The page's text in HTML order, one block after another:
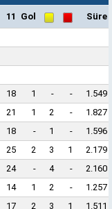
11 Gol
Süre
18 1 - -
1.549
21 1 2 -
1.827
18 - 1 -
1.596
25 2 3 1
2.179
24 - 4 -
2.160
14 1 2 -
1.257
17 2 3 1 1.511